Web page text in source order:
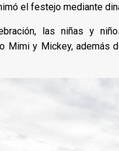
el festejo mediante
las niñas y
Mimi y Mickey, además